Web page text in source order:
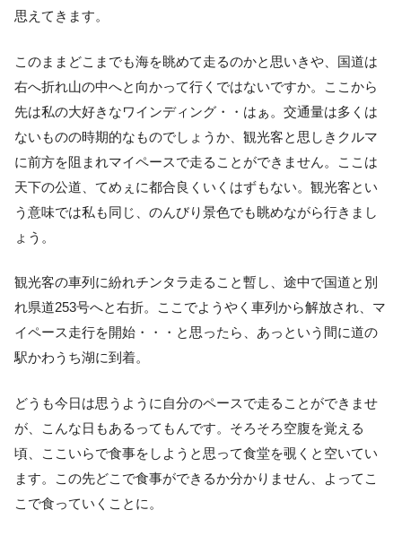
思えてきます。
このままどこまでも海を眺めて走るのかと思いきや、国道は
右へ折れ山の中へと向かって行くではないですか。ここから
先は私の大好きなワインディング・・はぁ。交通量は多くは
ないものの時期的なものでしょうか、観光客と思しきクルマ
に前方を阻まれマイペースで走ることができません。ここは
天下の公道、てめぇに都合良くいくはずもない。観光客とい
う意味では私も同じ、のんびり景色でも眺めながら行きまし
ょう。
観光客の車列に紛れチンタラ走ること暫し、途中で国道と別
れ県道253号へと右折。ここでようやく車列から解放され、マ
イペース走行を開始・・・と思ったら、あっという間に道の
駅かわうち湖に到着。
どうも今日は思うように自分のペースで走ることができませ
が、こんな日もあるってもんです。そろそろ空腹を覚える
頃、ここいらで食事をしようと思って食堂を覗くと空いてい
ます。この先どこで食事ができるか分かりません、よってこ
こで食っていくことに。